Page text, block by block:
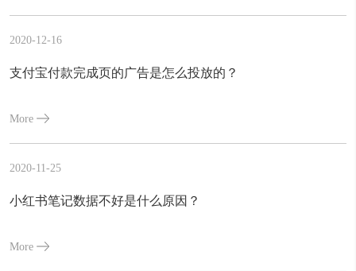
2020-12-16
支付宝付款完成页的广告是怎么投放的？
More
2020-11-25
小红书笔记数据不好是什么原因？
More